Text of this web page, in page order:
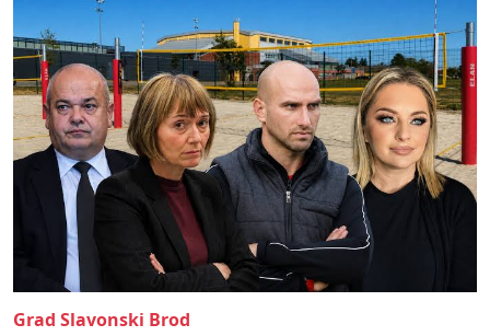
Grad Slavonski Brod